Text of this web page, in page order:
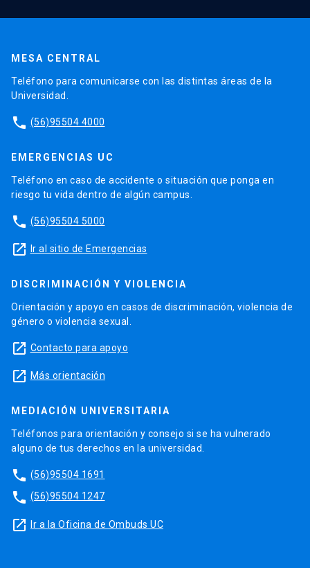
MESA CENTRAL
Teléfono para comunicarse con las distintas áreas de la
Universidad.
phone (56)95504 4000
EMERGENCIAS UC
Teléfono en caso de accidente o situación que ponga en
riesgo tu vida dentro de algún campus.
phone (56)95504 5000
launch Ir al sitio de Emergencias
DISCRIMINACIÓN Y VIOLENCIA
Orientación y apoyo en casos de discriminación, violencia de
género o violencia sexual.
launch Contacto para apoyo
launch Más orientación
MEDIACIÓN UNIVERSITARIA
Teléfonos para orientación y consejo si se ha vulnerado
alguno de tus derechos en la universidad.
phone (56)95504 1691
phone (56)95504 1247
launch Ir a la Oficina de Ombuds UC